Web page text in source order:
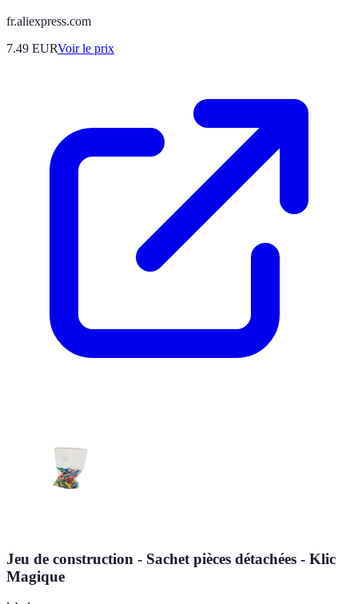
fr.aliexpress.com
7.49 EURVoir le prix
Jeu de construction - Sachet pièces détachées - Klic
Magique